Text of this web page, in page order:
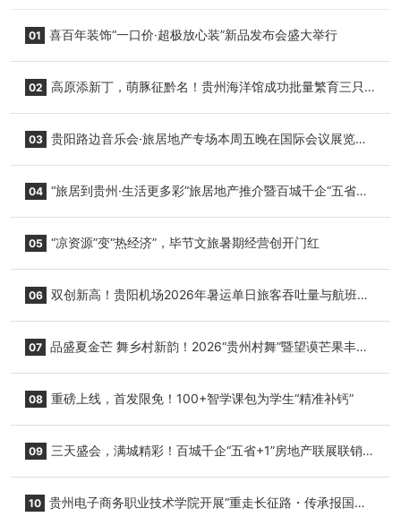
01 喜百年装饰“一口价·超极放心装”新品发布会盛大举行
02 高原添新丁，萌豚征黔名！贵州海洋馆成功批量繁育三只
03 贵阳路边音乐会·旅居地产专场本周五晚在国际会议展览中
04 “旅居到贵州·生活更多彩”旅居地产推介暨百城千企“五省
05 “凉资源”变“热经济”，毕节文旅暑期经营创开门红
06 双创新高！贵阳机场2026年暑运单日旅客吞吐量与航班起
07 品盛夏金芒 舞乡村新韵！2026“贵州村舞”暨望谟芒果丰收
08 重磅上线，首发限免！100+智学课包为学生“精准补钙”
09 三天盛会，满城精彩！百城千企“五省+1”房地产联展联销活
10 贵州电子商务职业技术学院开展“重走长征路・传承报国